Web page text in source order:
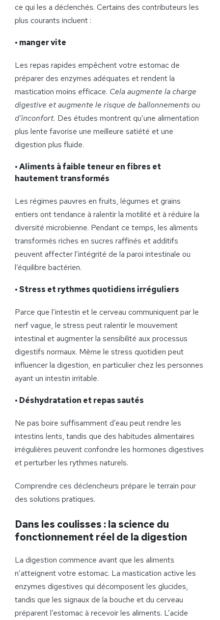
ce qui les a déclenchés. Certains des contributeurs les
plus courants incluent :
• manger vite
Les repas rapides empêchent votre estomac de
préparer des enzymes adéquates et rendent la
mastication moins efficace. Cela augmente la charge
digestive et augmente le risque de ballonnements ou
d’inconfort. Des études montrent qu’une alimentation
plus lente favorise une meilleure satiété et une
digestion plus fluide.
•Aliments à faible teneur en fibres et
hautement transformés
Les régimes pauvres en fruits, légumes et grains
entiers ont tendance à ralentir la motilité et à réduire la
diversité microbienne. Pendant ce temps, les aliments
transformés riches en sucres raffinés et additifs
peuvent affecter l’intégrité de la paroi intestinale ou
l’équilibre bactérien.
• Stress et rythmes quotidiens irréguliers
Parce que l’intestin et le cerveau communiquent par le
nerf vague, le stress peut ralentir le mouvement
intestinal et augmenter la sensibilité aux processus
digestifs normaux. Même le stress quotidien peut
influencer la digestion, en particulier chez les personnes
ayant un intestin irritable.
• Déshydratation et repas sautés
Ne pas boire suffisamment d’eau peut rendre les
intestins lents, tandis que des habitudes alimentaires
irrégulières peuvent confondre les hormones digestives
et perturber les rythmes naturels.
Comprendre ces déclencheurs prépare le terrain pour
des solutions pratiques.
Dans les coulisses : la science du
fonctionnement réel de la digestion
La digestion commence avant que les aliments
n’atteignent votre estomac. La mastication active les
enzymes digestives qui décomposent les glucides,
tandis que les signaux de la bouche et du cerveau
préparent l’estomac à recevoir les aliments. L’acide